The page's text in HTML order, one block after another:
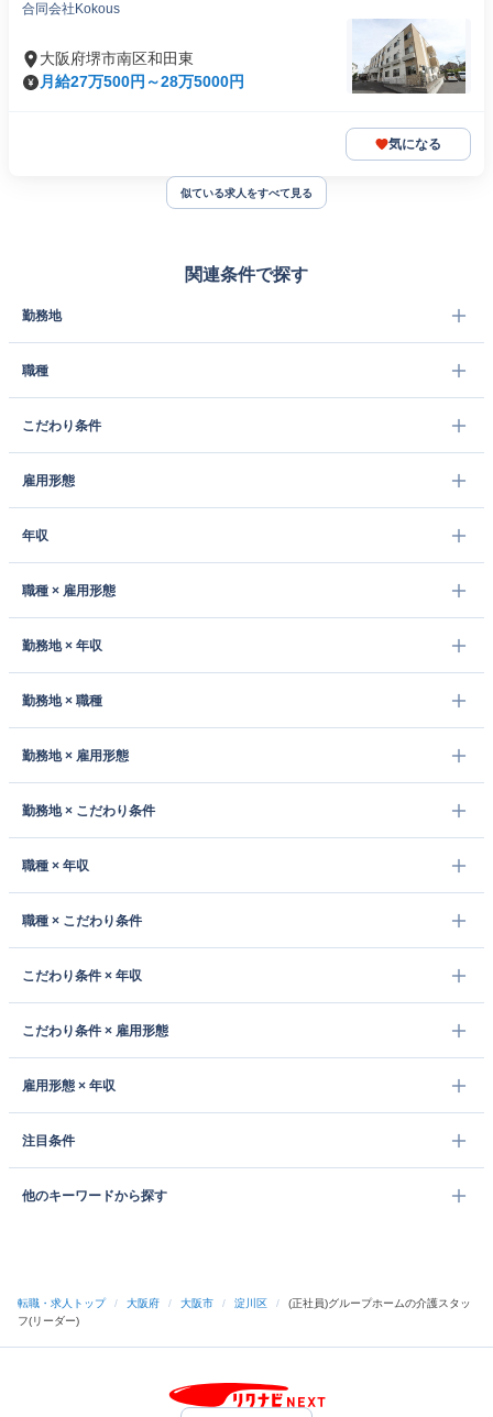
合同会社Kokous
大阪府堺市南区和田東
月給27万500円～28万5000円
気になる
似ている求人をすべて見る
関連条件で探す
勤務地
職種
こだわり条件
雇用形態
年収
職種 × 雇用形態
勤務地 × 年収
勤務地 × 職種
勤務地 × 雇用形態
勤務地 × こだわり条件
職種 × 年収
職種 × こだわり条件
こだわり条件 × 年収
こだわり条件 × 雇用形態
雇用形態 × 年収
注目条件
他のキーワードから探す
転職・求人トップ / 大阪府 / 大阪市 / 淀川区 /
(正社員)グループホームの介護スタッ
フ(リーダー)